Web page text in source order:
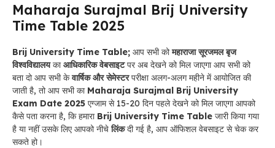
Maharaja Surajmal Brij University
Time Table 2025
Brij University Time Table; आप सभी कोमहाराजा सूरजमल बृज
विश्वविद्यालयकाआधिकारिक वेबसाइटपर अब देखने को मिल जाएगा आप सभी को
बता दो आप सभी केवार्षिक और सेमेस्टरपरीक्षा अलग-अलग महीने में आयोजित की
जाती है, तो आप सभी का Maharaja Surajmal Brij University
Exam Date 2025 एग्जाम से 15-20 दिन पहले देखने को मिल जाएगा आपको
कैसे पता करना है, कि हमारा Brij University Time Table जारी किया गया
है या नहीं उसके लिए आपको नीचेलिंकदी गई है, आप ऑफिशल वेबसाइट से चेक कर
सकते हो।